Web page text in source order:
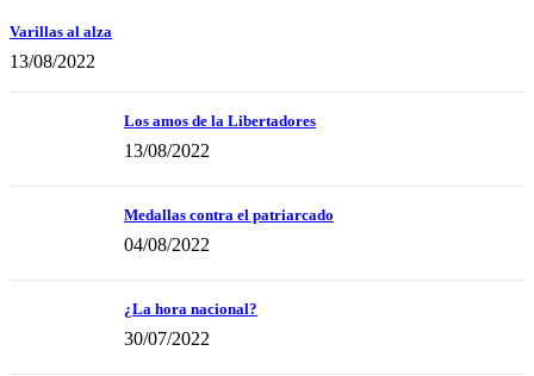
Varillas al alza
13/08/2022
Los amos de la Libertadores
13/08/2022
Medallas contra el patriarcado
04/08/2022
¿La hora nacional?
30/07/2022